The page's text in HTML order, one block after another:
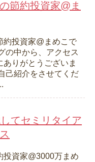
節約投資家@ま
約投資家@まめこで
の中から、アクセス
ありがとうございま
己紹介をさせてくだ
てセミリタイア
投資家@3000万まめ